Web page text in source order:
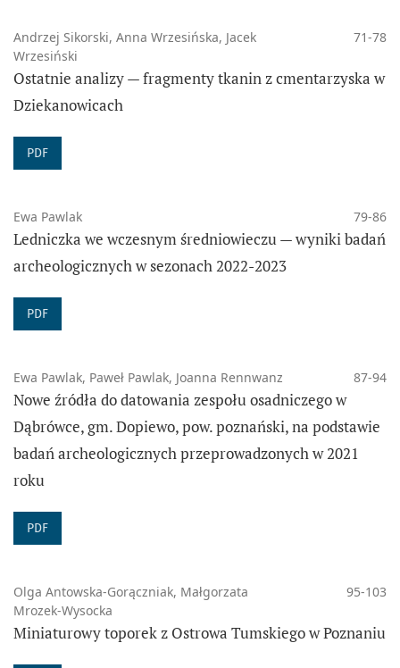
Andrzej Sikorski, Anna Wrzesińska, Jacek
Wrzesiński
71-78
Ostatnie analizy — fragmenty tkanin z cmentarzyska w
Dziekanowicach
PDF
Ewa Pawlak 79-86
Ledniczka we wczesnym średniowieczu — wyniki badań
archeologicznych w sezonach 2022-2023
PDF
Ewa Pawlak, Paweł Pawlak, Joanna Rennwanz 87-94
Nowe źródła do datowania zespołu osadniczego w
Dąbrówce, gm. Dopiewo, pow. poznański, na podstawie
badań archeologicznych przeprowadzonych w 2021
roku
PDF
Olga Antowska-Gorączniak, Małgorzata
Mrozek-Wysocka
95-103
Miniaturowy toporek z Ostrowa Tumskiego w Poznaniu